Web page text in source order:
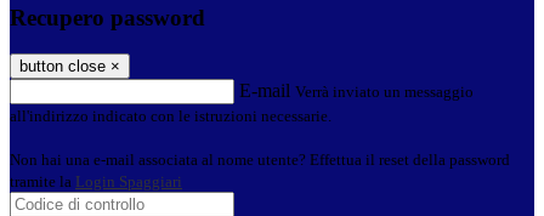
Recupero password
button close ×
E-mail Verrà inviato un messaggio
all'indirizzo indicato con le istruzioni necessarie.
Non hai una e-mail associata al nome utente? Effettua il reset della password
tramite la Login Spaggiari